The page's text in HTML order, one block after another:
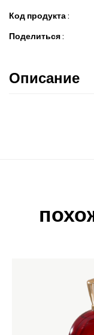
Код продукта :
Поделиться :
Описание